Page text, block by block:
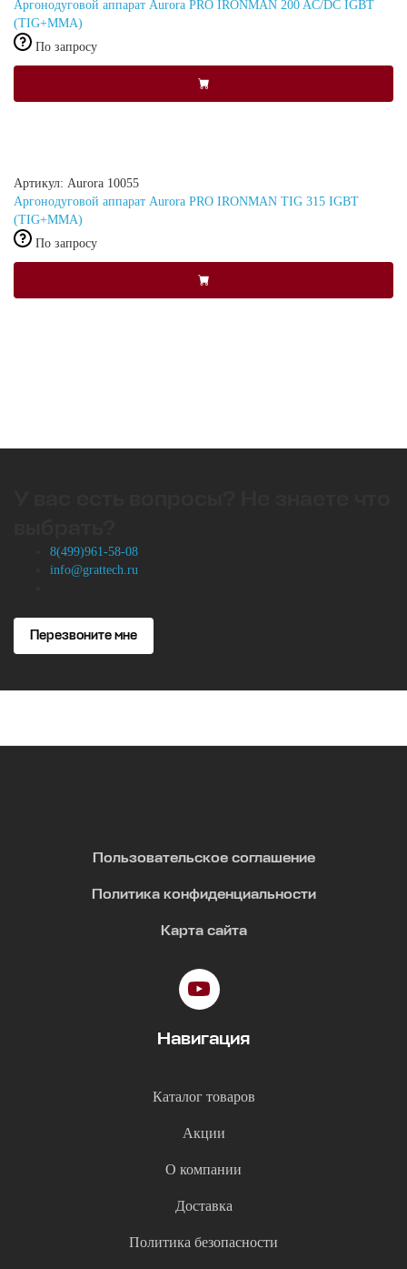
Аргонодуговой аппарат Aurora PRO IRONMAN 200 AC/DC IGBT
(TIG+MMA)
По запросу
Артикул: Aurora 10055
Аргонодуговой аппарат Aurora PRO IRONMAN TIG 315 IGBT
(TIG+MMA)
По запросу
8(499)961-58-08
info@grattech.ru
Перезвоните мне
Пользовательское соглашение
Политика конфиденциальности
Карта сайта
Навигация
Каталог товаров
Акции
О компании
Доставка
Политика безопасности